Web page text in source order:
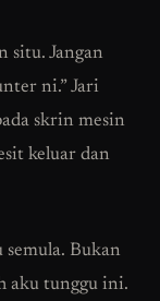
situ. Jangan
ni.” Jari
skrin mesin
keluar dan
semula. Bukan
aku tunggu ini.